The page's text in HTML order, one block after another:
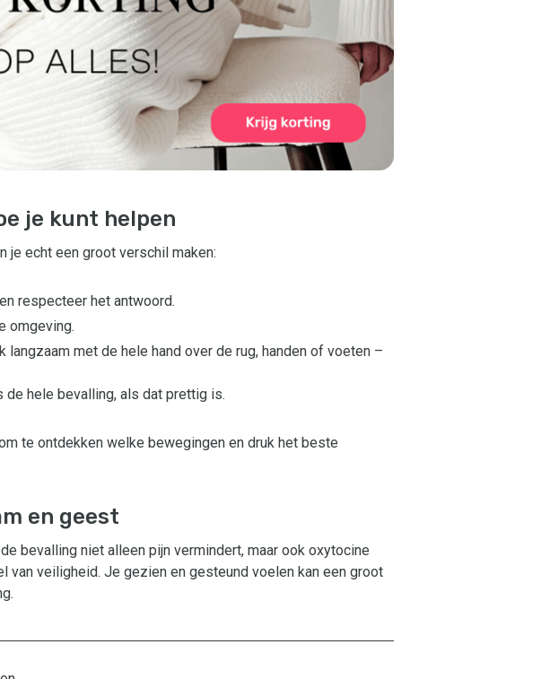
je kunt helpen
je echt een groot verschil maken:
respecteer het antwoord.
omgeving.
langzaam met de hele hand over de rug, handen of voeten –
hele bevalling, als dat prettig is.
te ontdekken welke bewegingen en druk het beste
en geest
bevalling niet alleen pijn vermindert, maar ook oxytocine
van veiligheid. Je gezien en gesteund voelen kan een groot